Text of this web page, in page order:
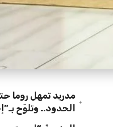
مدريد تمهل روما
الحدود.. وتلوّح